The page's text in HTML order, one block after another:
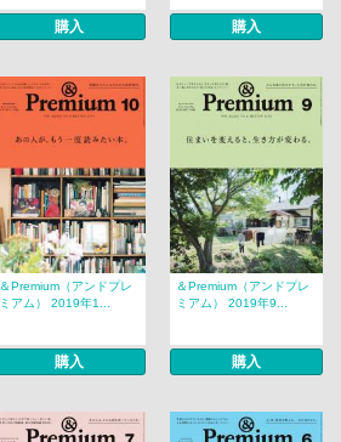
購入 購入
＆Premium（アンドプレ
ミアム） 2019年1...
購入
＆Premium（アンドプレ
ミアム） 2019年9...
購入